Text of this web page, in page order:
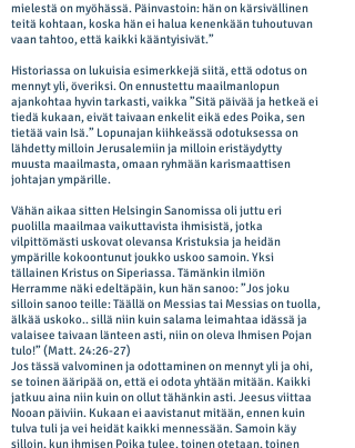
mielestä on myöhässä. Päinvastoin: hän on kärsivällinen
teitä kohtaan, koska hän ei halua kenenkään tuhoutuvan
vaan tahtoo, että kaikki kääntyisivät.”
Historiassa on lukuisia esimerkkejä siitä, että odotus on
mennyt yli, överiksi. On ennustettu maailmanlopun
ajankohtaa hyvin tarkasti, vaikka ”Sitä päivää ja hetkeä ei
tiedä kukaan, eivät taivaan enkelit eikä edes Poika, sen
tietää vain Isä.” Lopunajan kiihkeässä odotuksessa on
lähdetty milloin Jerusalemiin ja milloin eristäydytty
muusta maailmasta, omaan ryhmään karismaattisen
johtajan ympärille.
Vähän aikaa sitten Helsingin Sanomissa oli juttu eri
puolilla maailmaa vaikuttavista ihmisistä, jotka
vilpittömästi uskovat olevansa Kristuksia ja heidän
ympärille kokoontunut joukko uskoo samoin. Yksi
tällainen Kristus on Siperiassa. Tämänkin ilmiön
Herramme näki edeltäpäin, kun hän sanoo: ”Jos joku
silloin sanoo teille: Täällä on Messias tai Messias on tuolla,
älkää uskoko.. sillä niin kuin salama leimahtaa idässä ja
valaisee taivaan länteen asti, niin on oleva Ihmisen Pojan
tulo!” (Matt. 24:26-27)
Jos tässä valvominen ja odottaminen on mennyt yli ja ohi,
se toinen ääripää on, että ei odota yhtään mitään. Kaikki
jatkuu aina niin kuin on ollut tähänkin asti. Jeesus viittaa
Nooan päiviin. Kukaan ei aavistanut mitään, ennen kuin
tulva tuli ja vei heidät kaikki mennessään. Samoin käy
silloin, kun ihmisen Poika tulee, toinen otetaan, toinen